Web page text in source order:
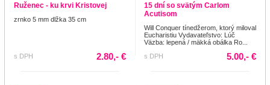
Ruženec - ku krvi Kristovej
zrnko 5 mm dlžka 35 cm
s DPH 2.80,- €
15 dní so svätým Carlom
Acutisom
Will Conquer tínedžerom, ktorý miloval
Eucharistiu Vydavateľstvo: Lúč
Väzba: lepená / mäkká obálka Ro...
s DPH
5.00,- €